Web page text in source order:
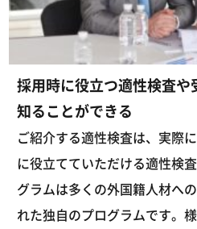
採用時に役立つ適性検査や
知ることができる
ご紹介する適性検査は、実際
に役立てていただける適性検
グラムは多くの外国籍人材へ
れた独自のプログラムです。